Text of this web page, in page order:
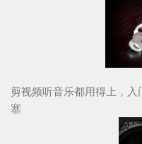
剪视频听音乐都用得上，入
塞